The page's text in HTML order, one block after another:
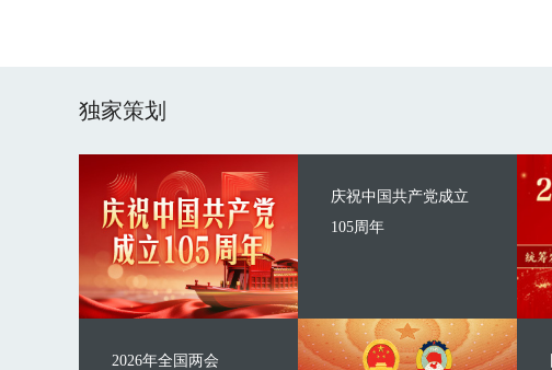
独家策划
庆祝中国共产党成立
105周年
2026年全国两会